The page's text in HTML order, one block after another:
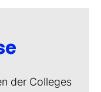
der Colleges